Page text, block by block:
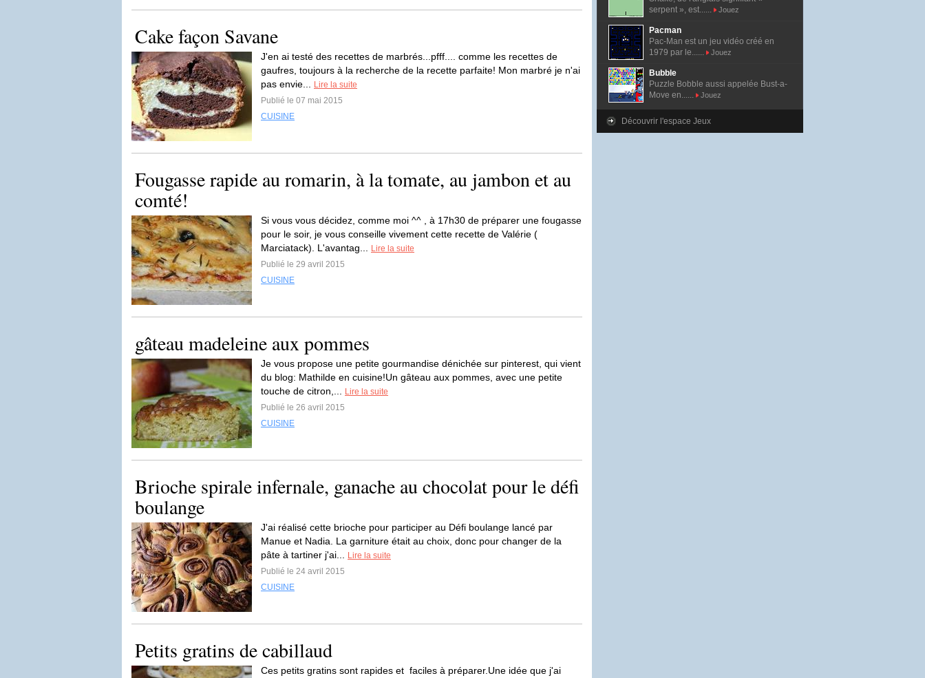
Cake façon Savane
J'en ai testé des recettes de marbrés...pfff.... comme les recettes de
gaufres, toujours à la recherche de la recette parfaite! Mon marbré je n'ai
pas envie...
Lire la suite
Publié le 07 mai 2015
CUISINE
Fougasse rapide au romarin, à la tomate, au jambon et au
comté!
Si vous vous décidez, comme moi ^^ , à 17h30 de préparer une fougasse
pour le soir, je vous conseille vivement cette recette de Valérie (
Marciatack). L'avantag...
Lire la suite
Publié le 29 avril 2015
CUISINE
gâteau madeleine aux pommes
Je vous propose une petite gourmandise dénichée sur pinterest, qui vient
du blog: Mathilde en cuisine!Un gâteau aux pommes, avec une petite
touche de citron,...
Lire la suite
Publié le 26 avril 2015
CUISINE
Brioche spirale infernale, ganache au chocolat pour le défi
boulange
J'ai réalisé cette brioche pour participer au Défi boulange lancé par
Manue et Nadia. La garniture était au choix, donc pour changer de la
pâte à tartiner j'ai...
Lire la suite
Publié le 24 avril 2015
CUISINE
Petits gratins de cabillaud
Ces petits gratins sont rapides et faciles à préparer.Une idée que j'ai
serpent », est......
Jouez
Pacman
Pac-Man est un jeu vidéo créé en
1979 par le......
Jouez
Bubble
Puzzle Bobble aussi appelée Bust-a-
Move en......
Jouez
Découvrir l'espace Jeux